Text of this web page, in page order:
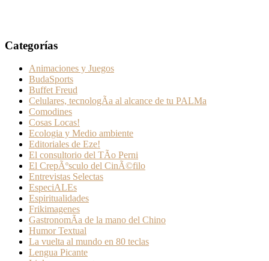
Categorías
Animaciones y Juegos
BudaSports
Buffet Freud
Celulares, tecnologÃ­a al alcance de tu PALMa
Comodines
Cosas Locas!
Ecologia y Medio ambiente
Editoriales de Eze!
El consultorio del TÃ­o Perni
El CrepÃºsculo del CinÃ©filo
Entrevistas Selectas
EspeciALEs
Espiritualidades
Frikimagenes
GastronomÃ­a de la mano del Chino
Humor Textual
La vuelta al mundo en 80 teclas
Lengua Picante